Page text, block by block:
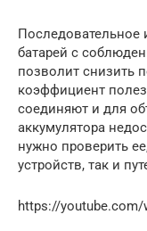
Последовательное
батарей с
позволит снизить
коэффициент
соединяют и для
аккумулятора
нужно проверить
устройств, так и
https://youtube.com/